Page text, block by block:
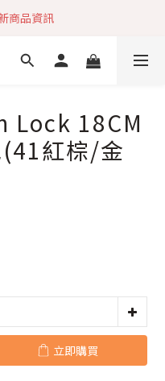
商品資訊
商品資訊
商品資訊
Lock 18CM
紅棕/金
立即購買